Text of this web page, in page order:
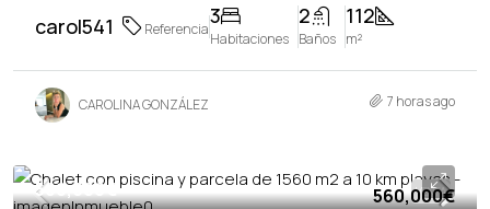
carol541 Referencia
3
Habitaciones
2
Baños
112
m²
CAROLINA GONZÁLEZ 7 horas ago
VENTA
560,000€ 560,000€